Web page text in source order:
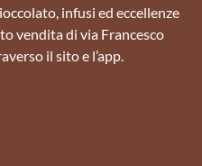
infusi ed eccellenze
vendita di via Francesco
il sito e l’app.